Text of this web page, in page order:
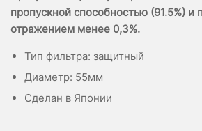
пропускной способностью (91.5%) и
отражением менее 0,3%.
Тип фильтра: защитный
Диаметр: 55мм
Сделан в Японии